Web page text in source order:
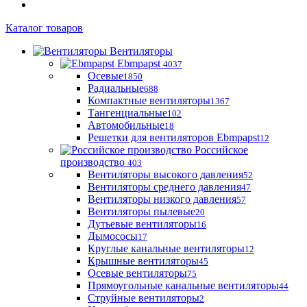
Каталог товаров
Вентиляторы
Ebmpapst 4037
Осевые1850
Радиальные688
Компактные вентиляторы1367
Тангенциальные102
Автомобильные18
Решетки для вентиляторов Ebmpapst12
Российское
производство 403
Вентиляторы высокого давления52
Вентиляторы среднего давления47
Вентиляторы низкого давления57
Вентиляторы пылевые20
Дутьевые вентиляторы16
Дымососы17
Круглые канальные вентиляторы12
Крышные вентиляторы45
Осевые вентиляторы75
Прямоугольные канальные вентиляторы44
Струйные вентиляторы2